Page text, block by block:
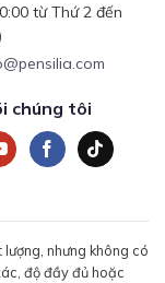
từ Thứ 2 đến
chúng tôi
nhưng không có
độ đầy đủ hoặc